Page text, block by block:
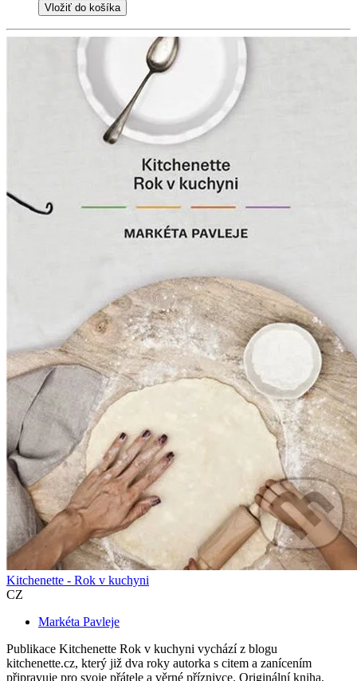
Vložiť do košíka
Kitchenette - Rok v kuchyni
CZ
Markéta Pavleje
Publikace Kitchenette Rok v kuchyni vychází z blogu
kitchenette.cz, který již dva roky autorka s citem a zanícením
připravuje pro svoje přátele a věrné příznivce. Originální kniha,